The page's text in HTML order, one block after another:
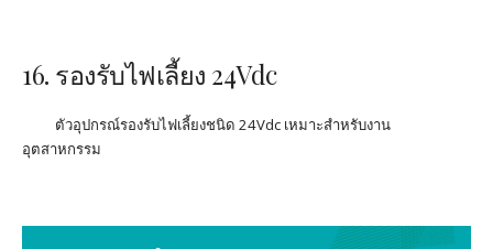
16. รองรับไฟเลี้ยง 24Vdc
ตัวอุปกรณ์รองรับไฟเลี้ยงชนิด 24Vdc เหมาะสำหรับงาน
อุตสาหกรรม